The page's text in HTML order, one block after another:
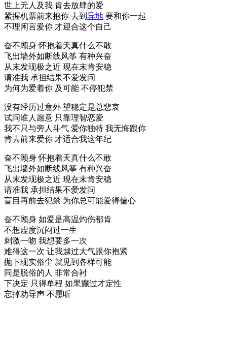
世上无人及我 肯去放肆的爱
紧握机票前来抱你 去到 异地 要和你一起
不理闲言爱你 才迎合这个自己
奋不顾身 怀抱着天真什么不敢
飞出墙外如断线风筝 有种兴奋
从末发现极之近 现在末肯安稳
请准我 承担结果不爱发问
为何为爱着你 及可能 不停犯禁
没有经历过意外 望稳定是总悲哀
试问谁人愿意 只靠理智恋爱
我不只与旁人斗气 爱你独特 我无悔跟你
肯去前来爱你 才适合我这年纪
奋不顾身 怀抱着天真什么不敢
飞出墙外如断线风筝 有种兴奋
从末发现极之近 现在末肯安稳
请准我 承担结果不爱发问
盲目再前去犯禁 为你总可能爱得偏心
奋不顾身 如爱是高温灼伤都肯
不想虚度沉闷过一生
刺激一吻 我想要多一次
难得这一次 让我越过大气跟你抱紧
抛下现实俗尘 就见到各样可能
同是脱俗的人 非常合衬
下决定 只得单程 如果癫过才定性
忘掉劝导声 不愿听